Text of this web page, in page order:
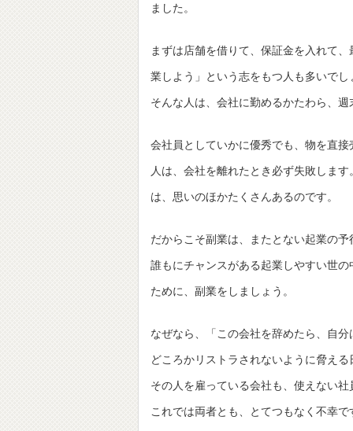
ました。
まずは店舗を借りて、保証金を入れて
業しよう」という志をもつ人も多いでし
そんな人は、会社に勤めるかたわら、
会社員としていかに優秀でも、物を直
人は、会社を離れたとき必ず失敗しま
は、思いのほかたくさんあるのです。
だからこそ副業は、またとない起業の
誰もにチャンスがある起業しやすい世
ために、副業をしましょう。
なぜなら、「この会社を辞めたら、自
どころかリストラされないように脅え
その人を雇っている会社も、使えない
これでは両者とも、とてつもなく不幸で